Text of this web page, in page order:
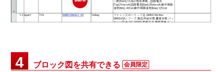
4 ブロック図を共有できる 会員限定